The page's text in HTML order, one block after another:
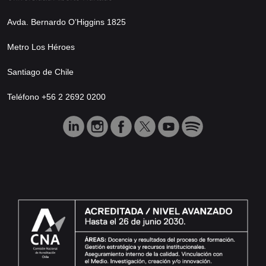
Avda. Bernardo O’Higgins 1825
Metro Los Héroes
Santiago de Chile
Teléfono +56 2 2692 0200